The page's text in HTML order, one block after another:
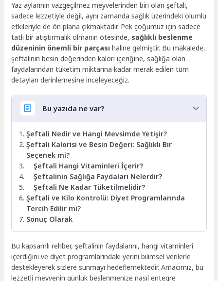
Yaz aylarının vazgeçilmez meyvelerinden biri olan şeftali,
sadece lezzetiyle değil, aynı zamanda sağlık üzerindeki olumlu
etkileriyle de ön plana çıkmaktadır. Pek çoğumuz için sadece
tatlı bir atıştırmalık olmanın ötesinde, sağlıklı beslenme
düzeninin önemli bir parçası haline gelmiştir. Bu makalede,
şeftalinin besin değerinden kalori içeriğine, sağlığa olan
faydalarından tüketim miktarına kadar merak edilen tüm
detayları derinlemesine inceleyeceğiz.
Bu yazıda ne var?
Şeftali Nedir ve Hangi Mevsimde Yetişir?
Şeftali Kalorisi ve Besin Değeri: Sağlıklı Bir
Seçenek mi?
Şeftali Hangi Vitaminleri İçerir?
Şeftalinin Sağlığa Faydaları Nelerdir?
Şeftali Ne Kadar Tüketilmelidir?
Şeftali ve Kilo Kontrolü: Diyet Programlarında
Tercih Edilir mi?
Sonuç Olarak
Bu kapsamlı rehber, şeftalinin faydalarını, hangi vitaminleri
içerdiğini ve diyet programlarındaki yerini bilimsel verilerle
destekleyerek sizlere sunmayı hedeflemektedir. Amacımız, bu
lezzetli meyvenin günlük beslenmenize nasıl entegre